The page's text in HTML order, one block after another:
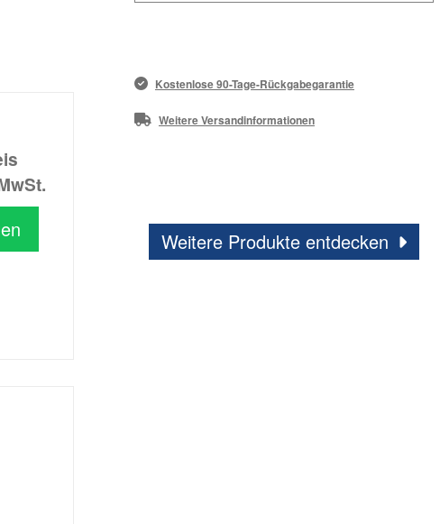
Kostenlose 90-Tage-Rückgabegarantie
Weitere Versandinformationen
Weitere Produkte entdecken